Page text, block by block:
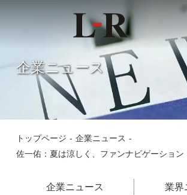
企業ニュース
トップページ - 企業ニュース -
佐一佑：夏は涼しく、ファンナビゲーション
企業ニュース 業界